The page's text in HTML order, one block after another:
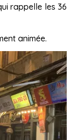
rappelle les 36
animée.